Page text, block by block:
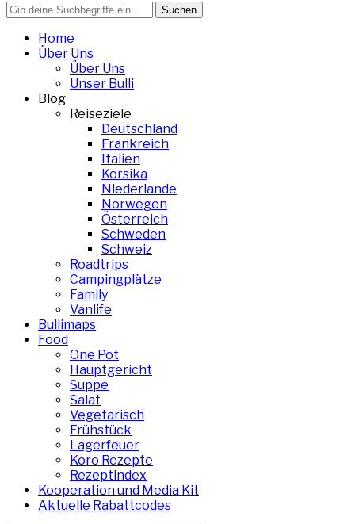
Search
for:
Home
Über Uns
Über Uns
Unser Bulli
Blog
Reiseziele
Deutschland
Frankreich
Italien
Korsika
Niederlande
Norwegen
Österreich
Schweden
Schweiz
Roadtrips
Campingplätze
Family
Vanlife
Bullimaps
Food
One Pot
Hauptgericht
Suppe
Salat
Vegetarisch
Frühstück
Lagerfeuer
Koro Rezepte
Rezeptindex
Kooperation und Media Kit
Aktuelle Rabattcodes